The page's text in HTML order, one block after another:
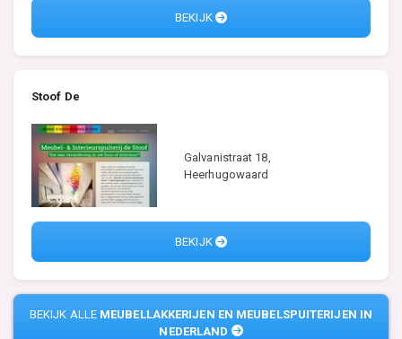
BEKIJK
Stoof De
Galvanistraat 18,
Heerhugowaard
BEKIJK
BEKIJK ALLE MEUBELLAKKERIJEN EN MEUBELSPUITERIJEN IN
NEDERLAND